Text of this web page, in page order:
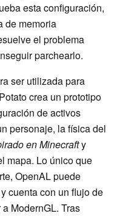
esta configuración,
de memoria
el problema
parchearlo.
ser utilizada para
crea un prototipo
de activos
personaje, la física del
en Minecrafty
mapa. Lo único que
OpenAL puede
cuenta con un flujo de
ModernGL. Tras